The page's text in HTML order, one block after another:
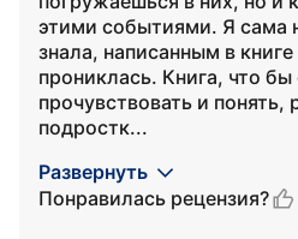
этими событиями. Я сама
знала, написанным в книге
прониклась. Книга, что
прочувствовать и понять,
подростк...
Развернуть
Понравилась рецензия?